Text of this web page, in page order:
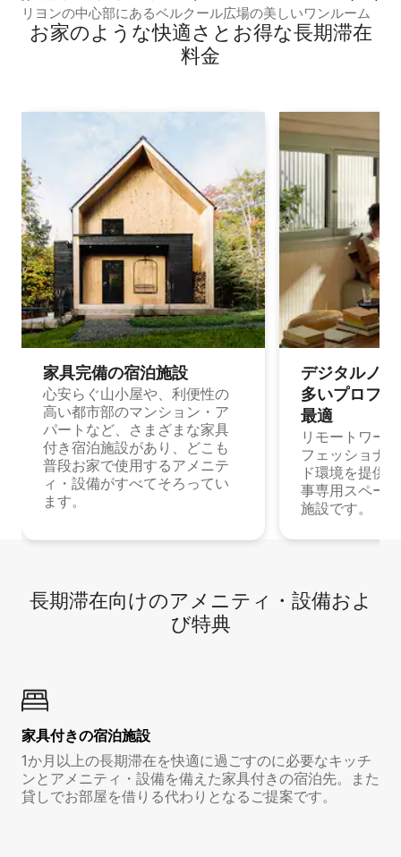
リヨンの中心部にあるベルクール広場の美しいワンルーム
お家のような快⁠適⁠さ⁠とお⁠得⁠な長⁠期⁠滞⁠在
料⁠金
家具完備の宿⁠泊⁠施⁠設
心安らぐ山小屋や、利便性の
高い都市部のマンション・ア
パートなど、さまざまな家具
付き宿泊施設があり、どこも
普段お家で使用するアメニテ
ィ・設備がすべてそろってい
ます。
デジタルノ
多⁠いプ⁠ロ⁠フ⁠
最⁠適
リモートワー
フェッショナ
ド環境を提供
事専用スペー
施設です。
長期滞在向け⁠のア⁠メ⁠ニ⁠テ⁠ィ⁠・設⁠備⁠およ
び特⁠典
家具付き⁠の宿⁠泊⁠施⁠設
1か月以上の長期滞在を快適に過ごすのに必要なキッチ
ンとアメニティ・設備を備えた家具付きの宿泊先。また
貸しでお部屋を借りる代わりとなるご提案です。